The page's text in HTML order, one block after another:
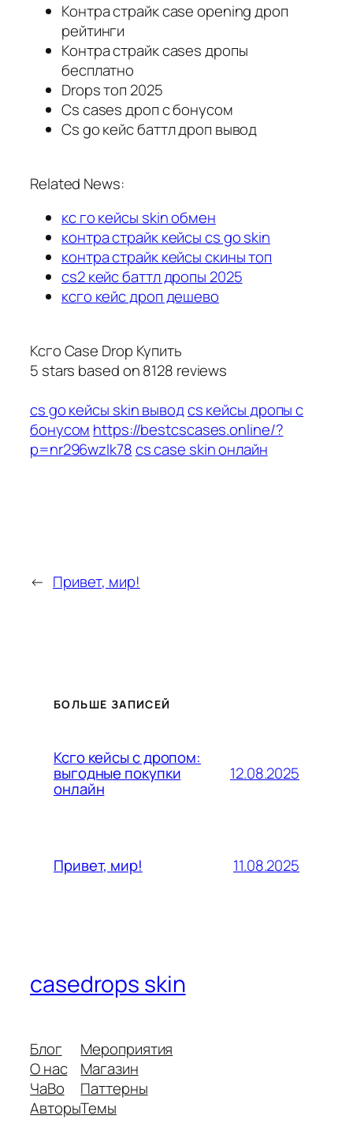
Контра страйк case opening дроп
рейтинги
Контра страйк cases дропы
бесплатно
Drops топ 2025
Cs cases дроп с бонусом
Cs go кейс баттл дроп вывод
Related News:
кс го кейсы skin обмен
контра страйк кейсы cs go skin
контра страйк кейсы скины топ
cs2 кейс баттл дропы 2025
ксго кейс дроп дешево
Ксго Case Drop Купить
5 stars based on8128 reviews
cs go кейсы skin выводcs кейсы дропы с
бонусом https://bestcscases.online/?
p=nr296wzlk78cs case skin онлайн
← Привет, мир!
БОЛЬШЕ ЗАПИСЕЙ
Ксго кейсы с дропом:
выгодные покупки
онлайн
12.08.2025
Привет, мир! 11.08.2025
casedrops skin
Блог
О нас
ЧаВо
Авторы
Мероприятия
Магазин
Паттерны
Темы